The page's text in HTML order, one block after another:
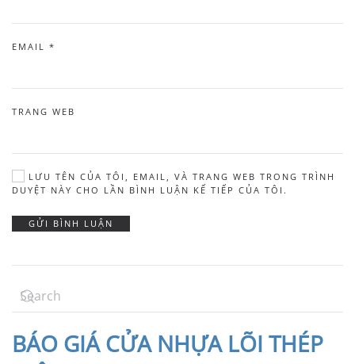
EMAIL *
TRANG WEB
LƯU TÊN CỦA TÔI, EMAIL, VÀ TRANG WEB TRONG TRÌNH
DUYỆT NÀY CHO LẦN BÌNH LUẬN KẾ TIẾP CỦA TÔI.
GỬI BÌNH LUẬN
BÁO GIÁ CỬA NHỰA LÕI THÉP